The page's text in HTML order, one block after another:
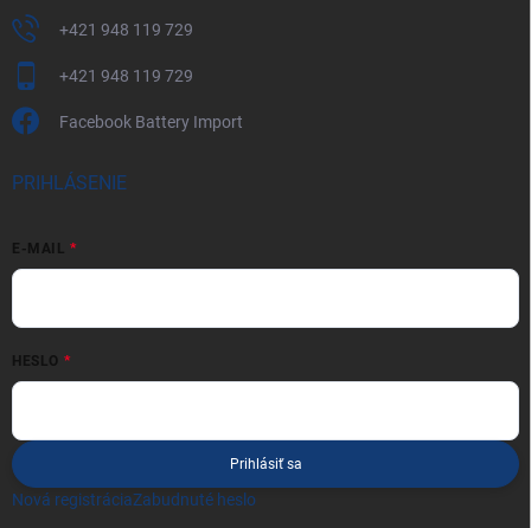
+421 948 119 729
+421 948 119 729
Facebook Battery Import
PRIHLÁSENIE
E-MAIL
HESLO
Prihlásiť sa
Nová registráciaZabudnuté heslo